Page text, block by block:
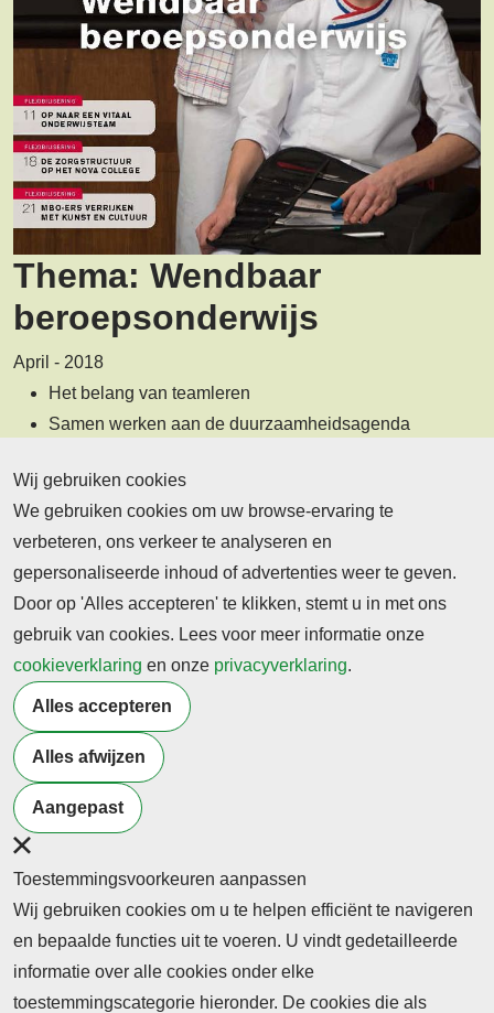
Thema: Wendbaar
beroepsonderwijs
April - 2018
Het belang van teamleren
Samen werken aan de duurzaamheidsagenda
De zorgstructuur op het Nova College
Deze editie lezen
Bekijk recente
edities
THEMA
Leiderschap
& Innovatie
juni - 2026
THEMA
Beroepsonderwijs&burgerschap
april - 2026
Wij gebruiken cookies
We gebruiken cookies om uw browse-ervaring te
verbeteren, ons verkeer te analyseren en
gepersonaliseerde inhoud of advertenties weer te geven.
Door op 'Alles accepteren' te klikken, stemt u in met ons
gebruik van cookies. Lees voor meer informatie onze
cookieverklaring en onze privacyverklaring.
Alles accepteren
Alles afwijzen
Aangepast
Toestemmingsvoorkeuren aanpassen
Wij gebruiken cookies om u te helpen efficiënt te navigeren
en bepaalde functies uit te voeren. U vindt gedetailleerde
informatie over alle cookies onder elke
toestemmingscategorie hieronder. De cookies die als